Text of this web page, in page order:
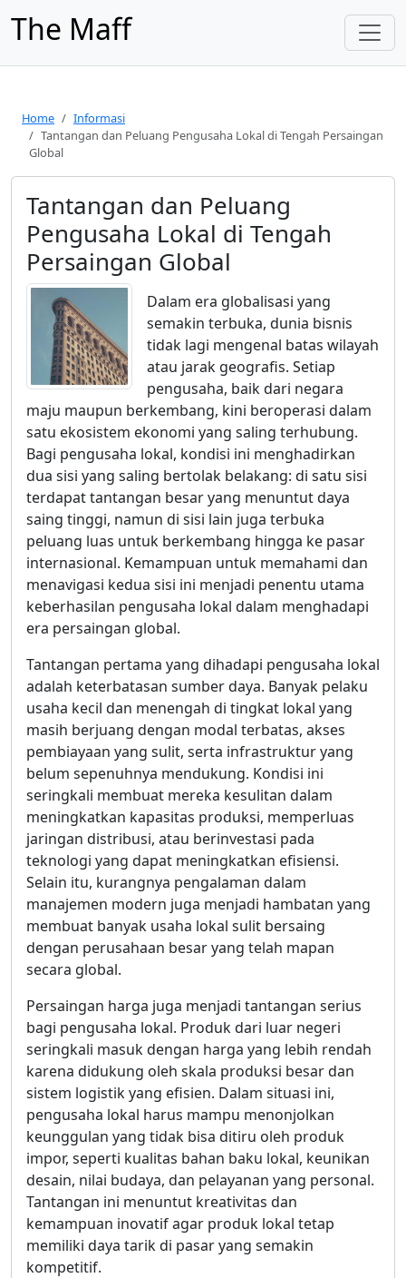
The Maff
Home
Informasi
Tantangan dan Peluang Pengusaha Lokal di Tengah Persaingan
Global
Tantangan dan Peluang
Pengusaha Lokal di Tengah
Persaingan Global
Dalam era globalisasi yang
semakin terbuka, dunia bisnis
tidak lagi mengenal batas wilayah
atau jarak geografis. Setiap
pengusaha, baik dari negara
maju maupun berkembang, kini beroperasi dalam
satu ekosistem ekonomi yang saling terhubung.
Bagi pengusaha lokal, kondisi ini menghadirkan
dua sisi yang saling bertolak belakang: di satu sisi
terdapat tantangan besar yang menuntut daya
saing tinggi, namun di sisi lain juga terbuka
peluang luas untuk berkembang hingga ke pasar
internasional. Kemampuan untuk memahami dan
menavigasi kedua sisi ini menjadi penentu utama
keberhasilan pengusaha lokal dalam menghadapi
era persaingan global.
Tantangan pertama yang dihadapi pengusaha lokal
adalah keterbatasan sumber daya. Banyak pelaku
usaha kecil dan menengah di tingkat lokal yang
masih berjuang dengan modal terbatas, akses
pembiayaan yang sulit, serta infrastruktur yang
belum sepenuhnya mendukung. Kondisi ini
seringkali membuat mereka kesulitan dalam
meningkatkan kapasitas produksi, memperluas
jaringan distribusi, atau berinvestasi pada
teknologi yang dapat meningkatkan efisiensi.
Selain itu, kurangnya pengalaman dalam
manajemen modern juga menjadi hambatan yang
membuat banyak usaha lokal sulit bersaing
dengan perusahaan besar yang telah mapan
secara global.
Persaingan harga juga menjadi tantangan serius
bagi pengusaha lokal. Produk dari luar negeri
seringkali masuk dengan harga yang lebih rendah
karena didukung oleh skala produksi besar dan
sistem logistik yang efisien. Dalam situasi ini,
pengusaha lokal harus mampu menonjolkan
keunggulan yang tidak bisa ditiru oleh produk
impor, seperti kualitas bahan baku lokal, keunikan
desain, nilai budaya, dan pelayanan yang personal.
Tantangan ini menuntut kreativitas dan
kemampuan inovatif agar produk lokal tetap
memiliki daya tarik di pasar yang semakin
kompetitif.